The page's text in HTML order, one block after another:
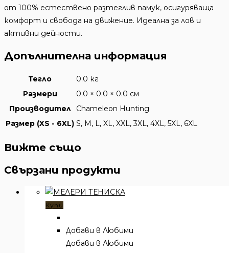
от 100% естествено разтеглив памук, осигуряваща
комфорт и свобода на движение. Идеална за лов и
активни дейности.
Допълнителна информация
Тегло
0.0 кг
Размери
0.0 × 0.0 × 0.0 см
Производител
Chameleon Hunting
Размер (XS - 6XL) S, M, L, XL, XXL, 3XL, 4XL, 5XL, 6XL
Вижте също
Свързани продукти
Купи
Добави в Любими
Добави в Любими